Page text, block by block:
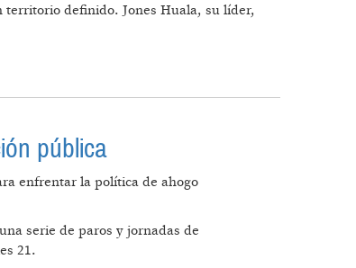
definido. Jones Huala, su líder,
pública
enfrentar la política de ahogo
serie de paros y jornadas de
21.